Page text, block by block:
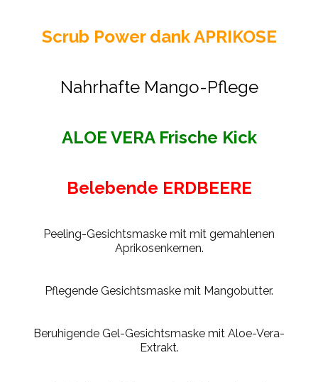
Scrub Power dank APRIKOSE
Nahrhafte Mango-Pflege
ALOE VERA Frische Kick
Belebende ERDBEERE
Peeling-Gesichtsmaske mit mit gemahlenen
Aprikosenkernen.
Pflegende Gesichtsmaske mit Mangobutter.
Beruhigende Gel-Gesichtsmaske mit Aloe-Vera-
Extrakt.